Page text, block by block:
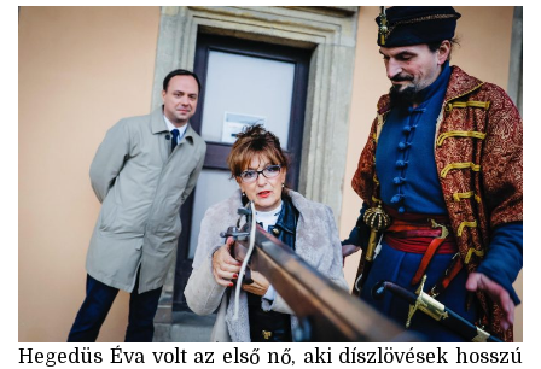
Hegedüs Éva volt az első nő, aki díszlövések hosszú